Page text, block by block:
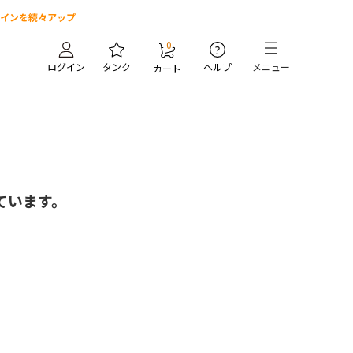
ンを続々アップ
ログイン タンク
0
カート
?
ヘルプ メニュー
ます。